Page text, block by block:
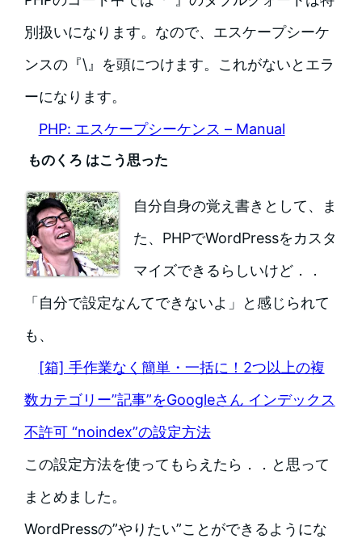
別扱いになります。なので、エスケープシーケ
ンスの『\』を頭につけます。これがないとエラ
ーになります。
PHP: エスケープシーケンス – Manual
ものくろ はこう思った
自分自身の覚え書きとして、ま
た、PHPでWordPressをカスタ
マイズできるらしいけど．．
「自分で設定なんてできないよ」と感じられて
も、
[箱] 手作業なく簡単・一括に！2つ以上の複
数カテゴリー”記事”をGoogleさん インデックス
不許可 “noindex”の設定方法
この設定方法を使ってもらえたら．．と思って
まとめました。
WordPressの”やりたい”ことができるようにな